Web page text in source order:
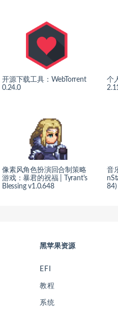
开源下载工具：WebTorrent
0.24.0
个
像素风角色扮演回合制策略
游戏：暴君的祝福 | Tyrant's
Blessing v1.0.648
音
84)
黑苹果资源
EFI
教程
系统